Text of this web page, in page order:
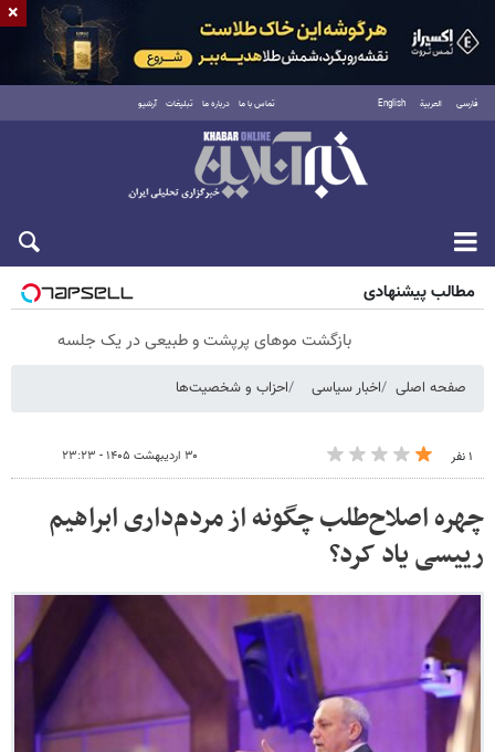
فارسی العربية English تماس با ما درباره ما تبلیغات آرشیو
جمعه ۱۶ مرداد ۱۴۰۵
مطالب پیشنهادی
بازگشت موهای پرپشت و طبیعی در یک جلسه
صفحه اصلی اخبار سیاسی احزاب و شخصیت‌ها
۱ نفر ۳۰ اردیبهشت ۱۴۰۵ - ۲۳:۲۳
چهره اصلاح‌طلب چگونه از مردم‌داری ابراهیم
رییسی یاد کرد؟
×